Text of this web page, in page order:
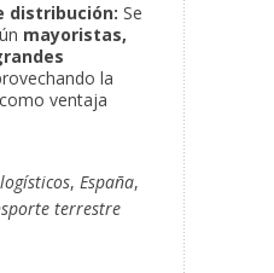
distribución: Se
mayoristas,
la
ventaja
, España,
terrestre